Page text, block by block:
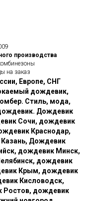
производства
на заказ
Европе, СНГ
дождевик,
Стиль, мода,
Дождевик
Сочи, дождевик
Краснодар,
Дождевик
дождевик Минск,
дождевик
Крым, дождевик
Кисловодск,
Ростов, дождевик